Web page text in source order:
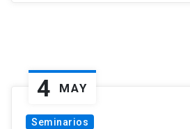
4 MAY
Seminarios